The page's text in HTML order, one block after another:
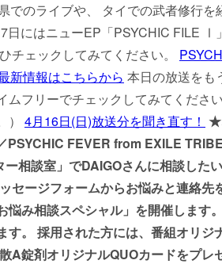
でのライブや、 タイでの武者修行を
日にはニューEP「PSYCHIC FILE Ⅰ
チェックしてみてください。
新情報はこちらから 本日の放送をも
ムフリーでチェックしてみてくださ
） 4月16日(日)放送分を聞き直す！ ★
FEVER from EXILE
ー相談室」でDAIGOさんに相談した
セージフォームからお悩みと連絡先
悩み相談スペシャル」を開催します
す。 採用された方には、番組オリジ
A錠剤オリジナルQUOカードをプレ